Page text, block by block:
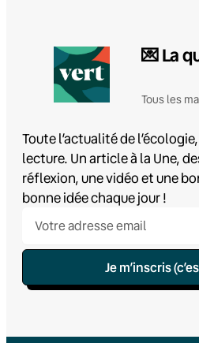
💌 La
Tous les
Toute l’actualité de
lecture. Un article à la Une,
réflexion, une vidéo et une
bonne idée chaque jour !
Je m’inscris